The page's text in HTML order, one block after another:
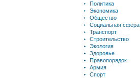
Политика
Экономика
Общество
Социальная сфера
Транспорт
Строительство
Экология
Здоровье
Правопорядок
Армия
Спорт